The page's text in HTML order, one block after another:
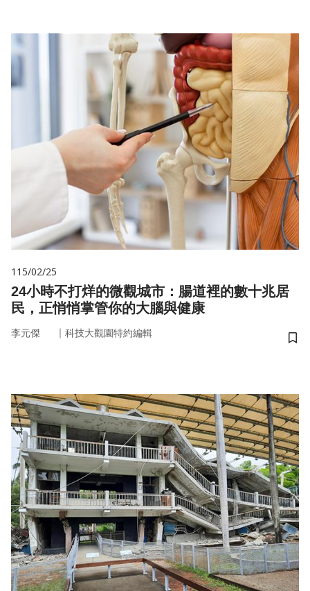
115/02/25
24小時不打烊的微觀城市：腸道裡的數十兆居
民，正悄悄掌管你的大腦與健康
李元傑 ｜ 科技大觀園特約編輯
儲